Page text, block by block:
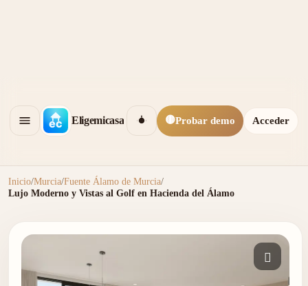
Eligemicasa 🟡Probar demo Acceder
Inicio/Murcia/Fuente Álamo de Murcia/
Lujo Moderno y Vistas al Golf en Hacienda del Álamo